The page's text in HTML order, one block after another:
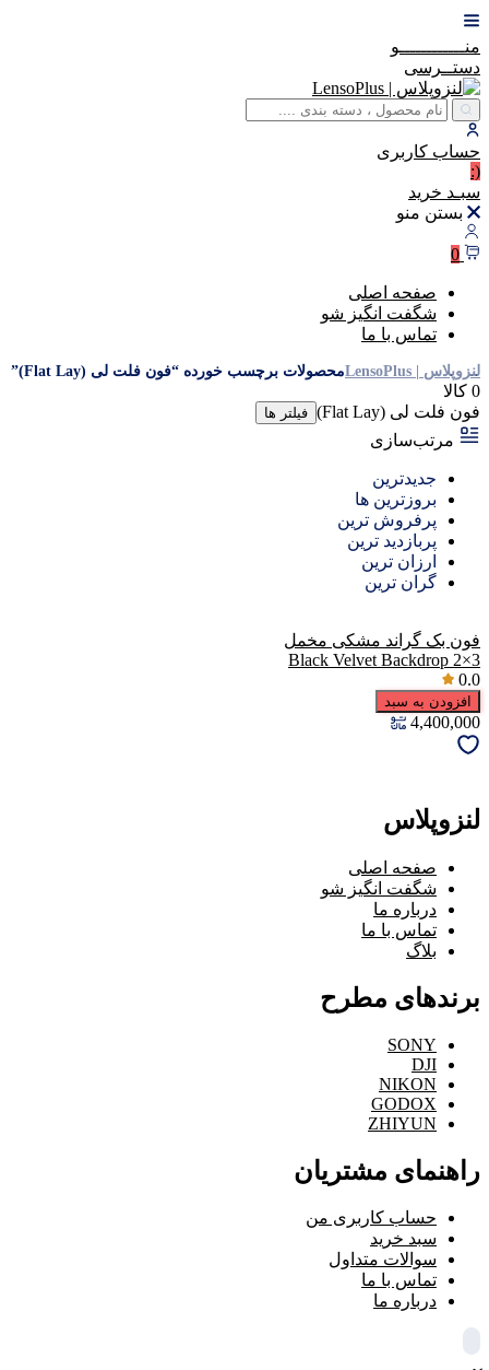
منــــــــــــو
دستــرسی
حساب کاربری
(:
سبـد خرید
بستن منو
0
صفحه اصلی
شگفت انگیز شو
تماس با ما
لنزوپلاس | LensoPlus محصولات برچسب خورده “فون فلت لی (Flat Lay)”
0 کالا
فون فلت لی (Flat Lay)
فیلتر ها
مرتب‌سازی
جدیدترین
بروزترین ها
پرفروش ترین
پربازدید ترین
ارزان ترین
گران ترین
فون بک گراند مشکی مخمل
Black Velvet Backdrop 2×3
0.0
افزودن به سبد
4,400,000
لنزوپلاس
صفحه اصلی
شگفت انگیز شو
درباره ما
تماس با ما
بلاگ
برندهای مطرح
SONY
DJI
NIKON
GODOX
ZHIYUN
راهنمای مشتریان
حساب کاربری من
سبد خرید
سوالات متداول
تماس با ما
درباره ما